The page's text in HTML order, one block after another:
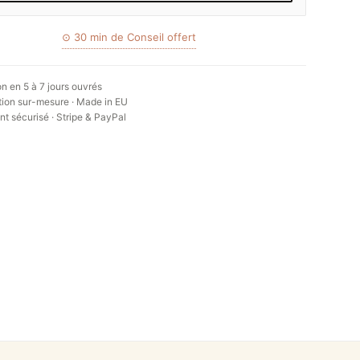
⊙ 30 min de Conseil offert
en 5 à 7 jours ouvrés
sur-mesure · Made in EU
sécurisé · Stripe & PayPal